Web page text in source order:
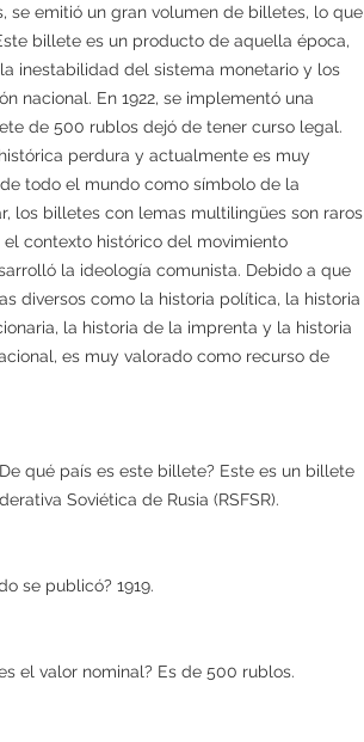
se emitió un gran volumen de billetes, lo que
billete es un producto de aquella época,
inestabilidad del sistema monetario y los
nacional. En 1922, se implementó una
de 500 rublos dejó de tener curso legal.
perdura y actualmente es muy
todo el mundo como símbolo de la
los billetes con lemas multilingües son raros
contexto histórico del movimiento
la ideología comunista. Debido a que
diversos como la historia política, la historia
la historia de la imprenta y la historia
es muy valorado como recurso de
qué país es este billete? Este es un billete
Soviética de Rusia (RSFSR).
se publicó? 1919.
el valor nominal? Es de 500 rublos.